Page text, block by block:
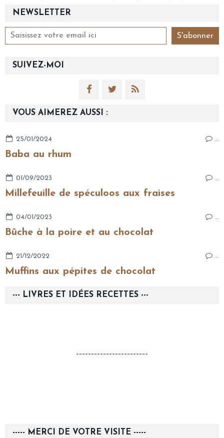
NEWSLETTER
SUIVEZ-MOI
VOUS AIMEREZ AUSSI :
25/01/2024 …
Baba au rhum
01/09/2023 …
Millefeuille de spéculoos aux fraises
04/01/2023 …
Bûche à la poire et au chocolat
21/12/2022
Muffins aux pépites de chocolat
--- LIVRES ET IDÉES RECETTES ---
------------------------
----- MERCI DE VOTRE VISITE -----